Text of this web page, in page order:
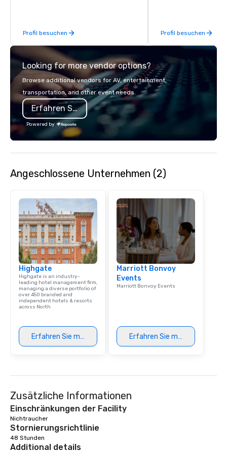
Profil besuchen Profil besuchen
Looking for more vendor options?
Browse additional vendors for AV, entertainment,
transportation, and other event needs.
Erfahren Sie mehr
Powered by
Angeschlossene Unternehmen (2)
Highgate
Highgate is an industry-
leading hotel management firm,
managing a diverse portfolio of
over 450 branded and
independent hotels & resorts
across North
Erfahren Sie mehr
Marriott Bonvoy
Events
Marriott Bonvoy Events
Erfahren Sie mehr
Zusätzliche Informationen
Einschränkungen der Facility
Nichtraucher
Stornierungsrichtlinie
48 Stunden
Additional details